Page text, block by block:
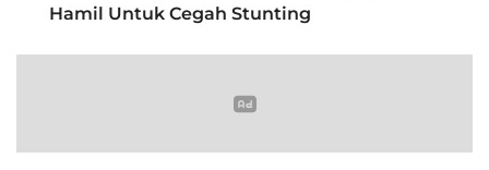
Hamil Untuk Cegah Stunting